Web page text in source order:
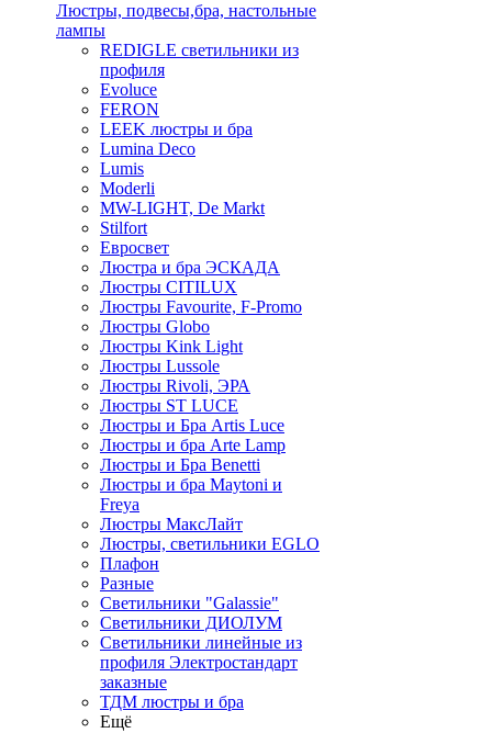
Люстры, подвесы,бра, настольные
лампы
REDIGLE светильники из
профиля
Evoluce
FERON
LEEK люстры и бра
Lumina Deco
Lumis
Moderli
MW-LIGHT, De Markt
Stilfort
Евросвет
Люстра и бра ЭСКАДА
Люстры CITILUX
Люстры Favourite, F-Promo
Люстры Globo
Люстры Kink Light
Люстры Lussole
Люстры Rivoli, ЭРА
Люстры ST LUCE
Люстры и Бра Artis Luce
Люстры и бра Arte Lamp
Люстры и Бра Benetti
Люстры и бра Maytoni и
Freya
Люстры МаксЛайт
Люстры, светильники EGLO
Плафон
Разные
Светильники "Galassie"
Светильники ДИОЛУМ
Светильники линейные из
профиля Электростандарт
заказные
ТДМ люстры и бра
Ещё